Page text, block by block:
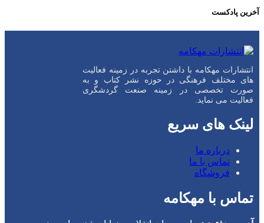
آخرین پادکست
انتشارات مهکامه با داشتن تجربه در زمینه فعالیت
های مختلف فرهنگی در حوزه نشر کتاب و به
صورت تخصصی در زمینه صنعت گردشگری
فعالیت می نماید.
لینک های سریع
درباره ما
تماس با ما
فروشگاه
تماس با مهکامه